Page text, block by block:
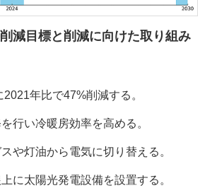
減目標と削減に向けた取り組み
年比で47%削減する。
行い冷暖房効率を高める。
や灯油から電気に切り替える。
に太陽光発電設備を設置する。